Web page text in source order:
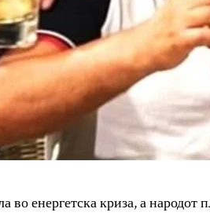
во енергетска криза, а народот